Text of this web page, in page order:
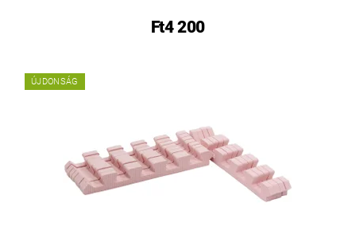
Ft4 200
ÚJDONSÁG